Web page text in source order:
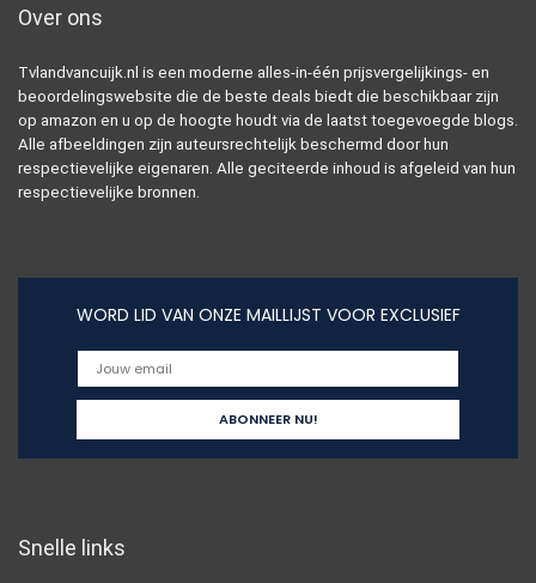
Over ons
Tvlandvancuijk.nl is een moderne alles-in-één prijsvergelijkings- en
beoordelingswebsite die de beste deals biedt die beschikbaar zijn
op amazon en u op de hoogte houdt via de laatst toegevoegde blogs.
Alle afbeeldingen zijn auteursrechtelijk beschermd door hun
respectievelijke eigenaren. Alle geciteerde inhoud is afgeleid van hun
respectievelijke bronnen.
WORD LID VAN ONZE MAILLIJST VOOR EXCLUSIEF
Snelle links